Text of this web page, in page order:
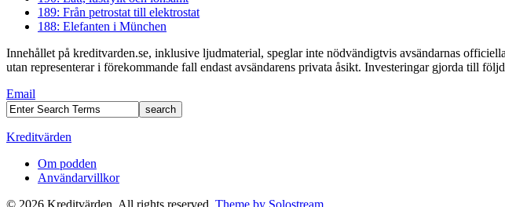
189: Från petrostat till elektrostat
188: Elefanten i München
Innehållet på kreditvarden.se, inklusive ljudmaterial, speglar inte nödvändigtvis avsändarnas
utan representerar i förekommande fall endast avsändarens privata åsikt. Investeringar gjorda till
Email
Kreditvärden
Om podden
Användarvillkor
© 2026 Kreditvärden. All rights reserved. Theme by Solostream.